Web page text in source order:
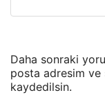
Daha sonraki
posta adresim ve
kaydedilsin.